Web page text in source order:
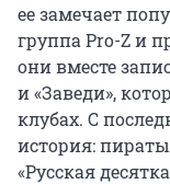
ее замечает
группа Pro-Z и
они вместе
и «Заведи»,
клубах. С
история:
«Русская